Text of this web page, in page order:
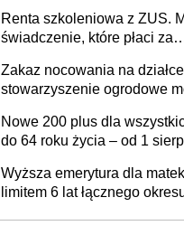
zasady zwolnienia
Renta szkoleniowa z ZUS.
świadczenie, które płaci za
Zakaz nocowania na
stowarzyszenie ogrodowe
działki (wypowiedzieć
Nowe 200 plus dla
do 64 roku życia – od 1
programu rządowego
Wyższa emerytura dla
limitem 6 lat łącznego